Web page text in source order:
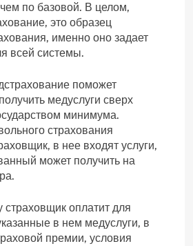
по базовой. В целом,
это образец
именно оно задает
всей системы.
поможет
медуслуги сверх
минимума.
страхования
в нее входят услуги,
может получить на
страховщик оплатит для
в нем медуслуги, в
премии, условия